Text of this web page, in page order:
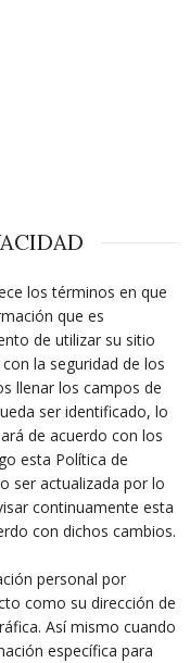
los términos en que
que es
de utilizar su sitio
la seguridad de los
llenar los campos de
ser identificado, lo
de acuerdo con los
esta Política de
ser actualizada por lo
continuamente esta
con dichos cambios.
personal por
como su dirección de
Así mismo cuando
específica para